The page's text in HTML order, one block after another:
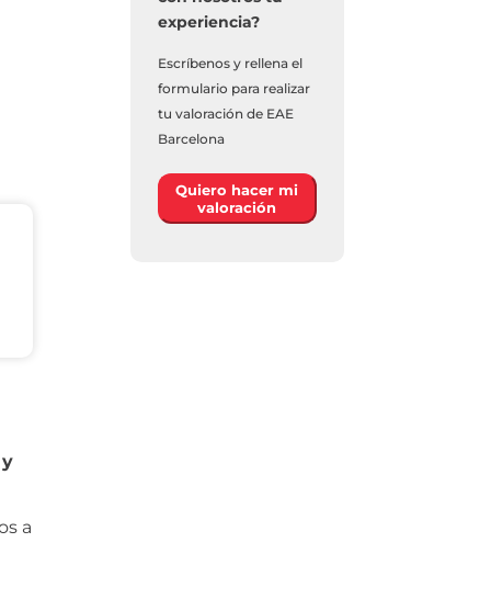
a
experiencia?
Escríbenos y rellena el
formulario para realizar
tu valoración de EAE
Barcelona
Quiero hacer mi
valoración